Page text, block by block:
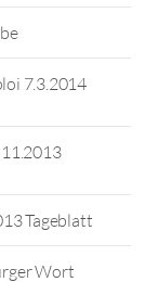
7.3.2014
Tageblatt
Wort